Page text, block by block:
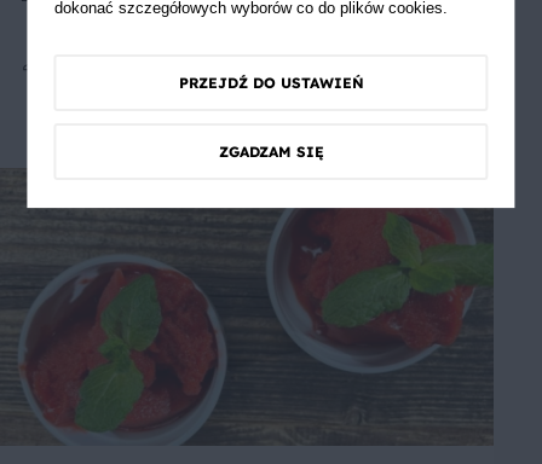
5
dokonać szczegółowych wyborów co do plików cookies.
PRZEJDŹ DO USTAWIEŃ
ZGADZAM SIĘ